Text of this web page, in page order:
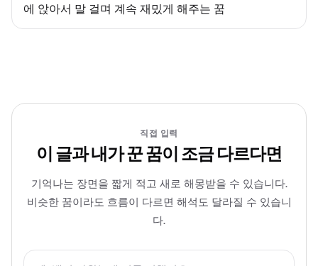
에 앉아서 말 걸며 계속 재밌게 해주는 꿈
직접 입력
이 글과 내가 꾼 꿈이 조금 다르다면
기억나는 장면을 짧게 적고 새로 해몽받을 수 있습니다.
비슷한 꿈이라도 흐름이 다르면 해석도 달라질 수 있습니
다.